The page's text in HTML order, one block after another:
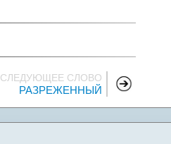
СЛЕДУЮЩЕЕ СЛОВО
РАЗРЕЖЕННЫЙ